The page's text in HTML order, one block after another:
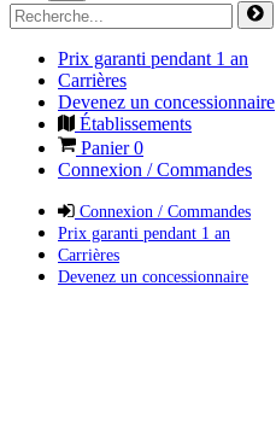
Prix garanti pendant 1 an
Carrières
Devenez un concessionnaire
Établissements
Panier0
Connexion / Commandes
Connexion / Commandes
Prix garanti pendant 1 an
Carrières
Devenez un concessionnaire